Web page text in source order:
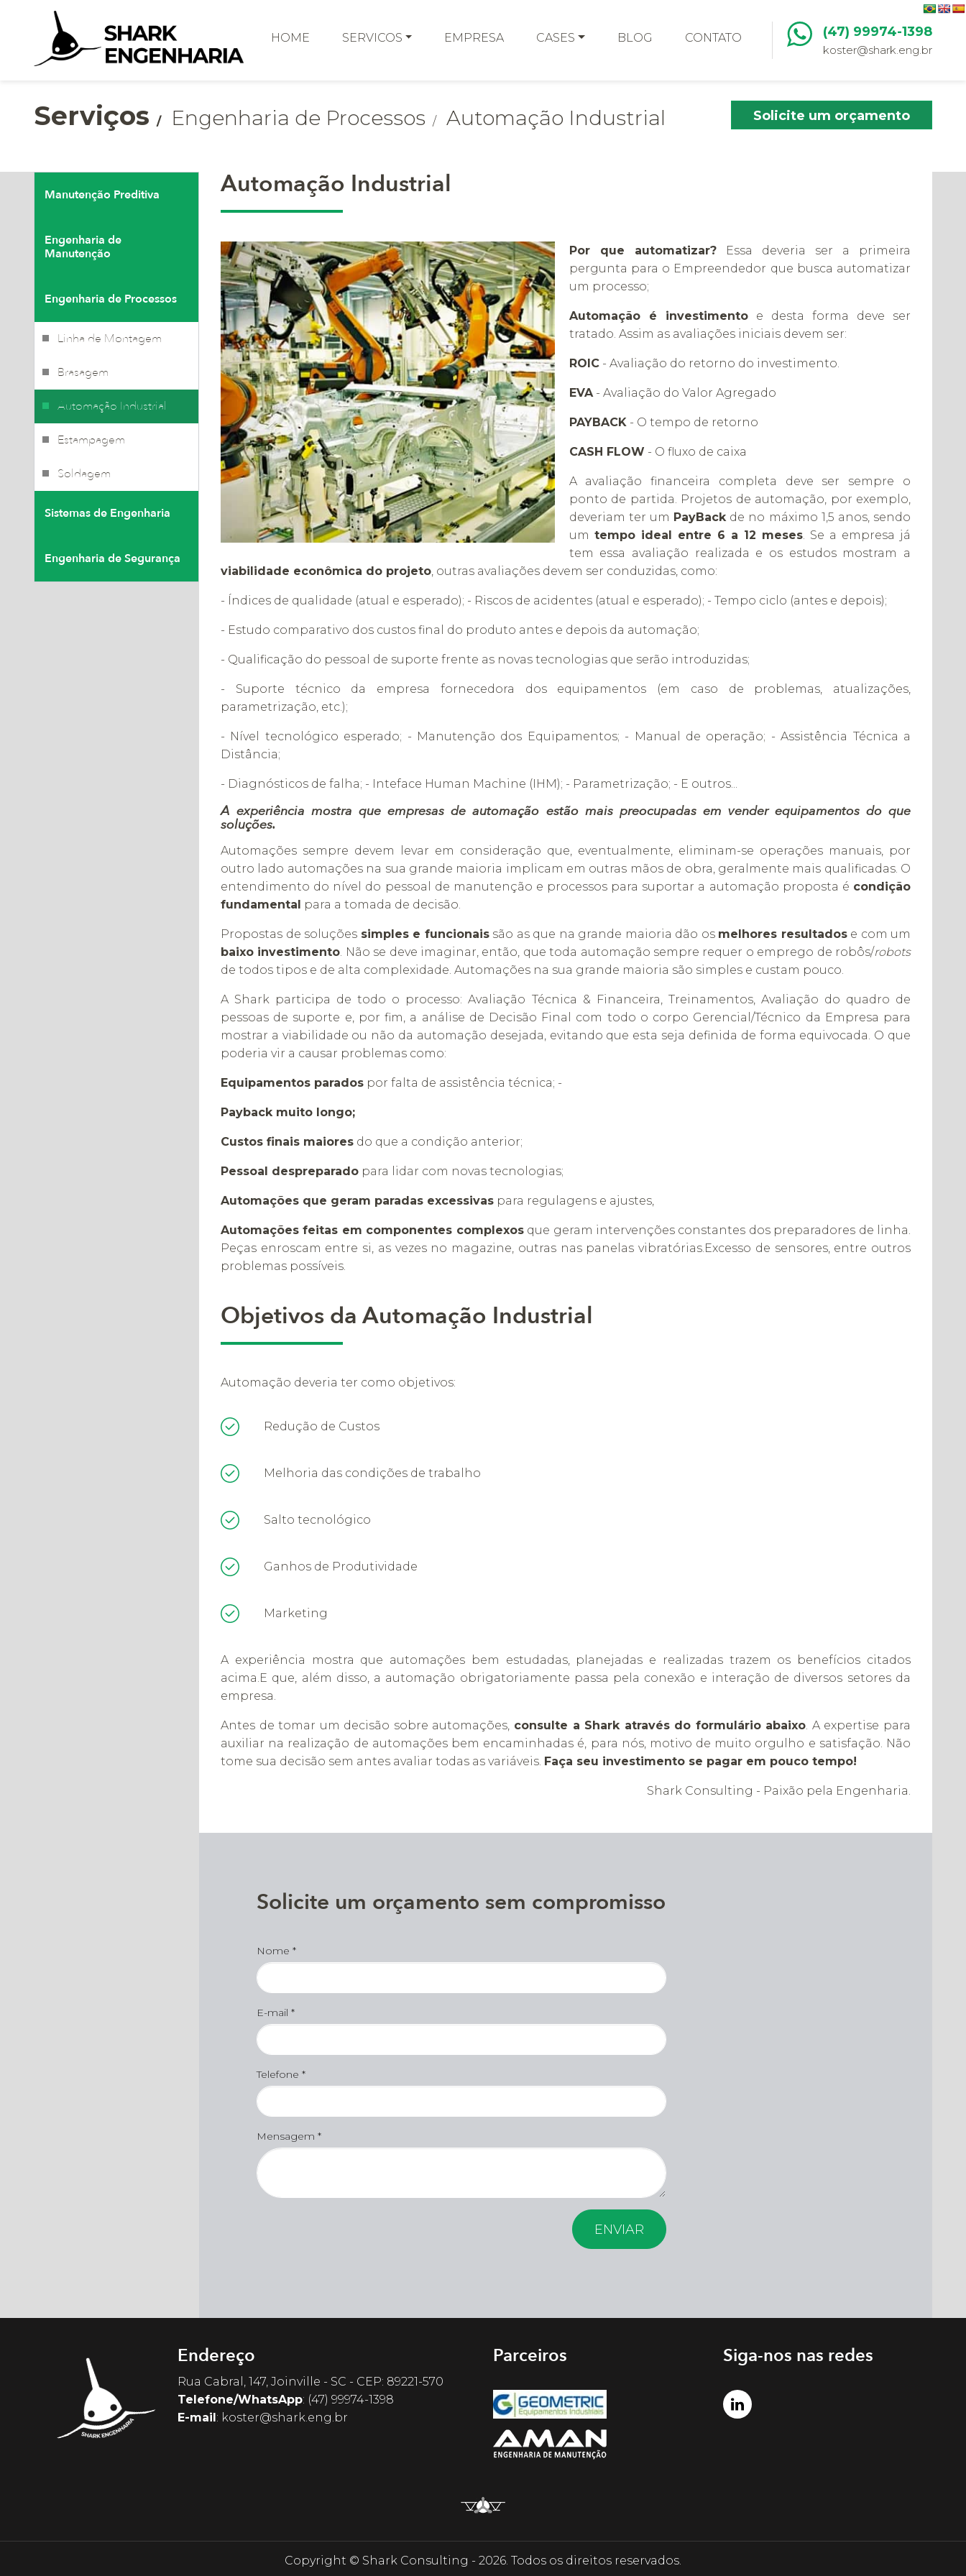
HOME SERVICOS EMPRESA CASES BLOG CONTATO (47) 99974-1398
koster@shark.eng.br
Serviços Engenharia de Processos Automação Industrial Solicite um orçamento
Manutenção Preditiva
Engenharia de
Manutenção
Engenharia de Processos
Linha de Montagem
Brasagem
Automação Industrial
Estampagem
Soldagem
Sistemas de Engenharia
Engenharia de Segurança
Automação Industrial
Por que automatizar?Essa deveria ser a primeira
pergunta para o Empreendedor que busca automatizar
um processo;
Automação é investimentoe desta forma deve ser
tratado. Assim as avaliações iniciais devem ser:
ROIC- Avaliação do retorno do investimento.
EVA- Avaliação do Valor Agregado
PAYBACK- O tempo de retorno
CASH FLOW - O fluxo de caixa
A avaliação financeira completa deve ser sempre o
ponto de partida. Projetos de automação, por exemplo,
deveriam ter um PayBackde no máximo 1,5 anos, sendo
um tempo ideal entre 6 a 12 meses. Se a empresa já
tem essa avaliação realizada e os estudos mostram a
viabilidade econômica do projeto, outras avaliações devem ser conduzidas, como:
- Índices de qualidade (atual e esperado); - Riscos de acidentes (atual e esperado); - Tempo ciclo (antes e depois);
- Estudo comparativo dos custos final do produto antes e depois da automação;
- Qualificação do pessoal de suporte frente as novas tecnologias que serão introduzidas;
- Suporte técnico da empresa fornecedora dos equipamentos (em caso de problemas, atualizações,
parametrização, etc.);
- Nível tecnológico esperado; - Manutenção dos Equipamentos; - Manual de operação; - Assistência Técnica a
Distância;
- Diagnósticos de falha; - Inteface Human Machine (IHM); - Parametrização; - E outros...
A experiência mostra que empresas de automação estão mais preocupadas em vender equipamentos do que
soluções.
Automações sempre devem levar em consideração que, eventualmente, eliminam-se operações manuais, por
outro lado automações na sua grande maioria implicam em outras mãos de obra, geralmente mais qualificadas. O
entendimento do nível do pessoal de manutenção e processos para suportar a automação proposta é condição
fundamental para a tomada de decisão.
Propostas de soluções simples e funcionaissão as que na grande maioria dão os melhores resultadose com um
baixo investimento . Não se deve imaginar, então, que toda automação sempre requer o emprego de robôs/robots
de todos tipos e de alta complexidade. Automações na sua grande maioria são simples e custam pouco.
A Shark participa de todo o processo: Avaliação Técnica & Financeira, Treinamentos, Avaliação do quadro de
pessoas de suporte e, por fim, a análise de Decisão Final com todo o corpo Gerencial/Técnico da Empresa para
mostrar a viabilidade ou não da automação desejada, evitando que esta seja definida de forma equivocada. O que
poderia vir a causar problemas como:
Equipamentos parados por falta de assistência técnica; -
Payback muito longo;
Custos finais maiores do que a condição anterior;
Pessoal despreparado para lidar com novas tecnologias;
Automações que geram paradas excessivas para regulagens e ajustes,
Automações feitas em componentes complexosque geram intervenções constantes dos preparadores de linha.
Peças enroscam entre si, as vezes no magazine, outras nas panelas vibratórias.Excesso de sensores, entre outros
problemas possíveis.
Objetivos da Automação Industrial
Automação deveria ter como objetivos:
Redução de Custos
Melhoria das condições de trabalho
Salto tecnológico
Ganhos de Produtividade
Marketing
A experiência mostra que automações bem estudadas, planejadas e realizadas trazem os benefícios citados
acima.E que, além disso, a automação obrigatoriamente passa pela conexão e interação de diversos setores da
empresa.
Antes de tomar um decisão sobre automações, consulte a Shark através do formulário abaixo . A expertise para
auxiliar na realização de automações bem encaminhadas é, para nós, motivo de muito orgulho e satisfação. Não
tome sua decisão sem antes avaliar todas as variáveis. Faça seu investimento se pagar em pouco tempo!
Shark Consulting - Paixão pela Engenharia.
Solicite um orçamento sem compromisso
Nome *
E-mail *
Telefone *
Mensagem *
Endereço
Rua Cabral, 147, Joinville - SC - CEP: 89221-570
Telefone/WhatsApp: (47) 99974-1398
E-mail: koster@shark.eng.br
Parceiros Siga-nos nas redes
Copyright © Shark Consulting - 2026. Todos os direitos reservados.